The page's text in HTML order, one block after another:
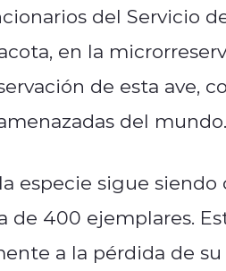
del Servicio
en la
de esta ave,
del mundo.
especie sigue
de 400 ejemplares.
a la pérdida de